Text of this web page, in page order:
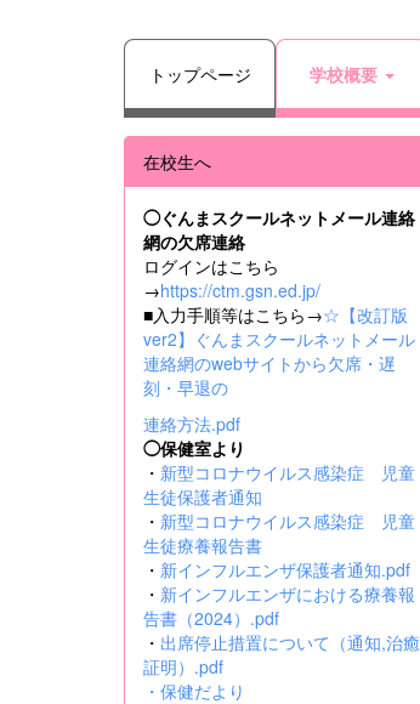
トップページ 学校概要
在校生へ
◯ぐんまスクールネットメール連絡
網の欠席連絡
ログインはこちら
→https://ctm.gsn.ed.jp/
■入力手順等はこちら→☆【改訂版
ver2】ぐんまスクールネットメール
連絡網のwebサイトから欠席・遅
刻・早退の
連絡方法.pdf
◯保健室より
・ 新型コロナウイルス感染症 児童
生徒保護者通知
・ 新型コロナウイルス感染症 児童
生徒療養報告書
・ 新インフルエンザ保護者通知.pdf
・ 新インフルエンザにおける療養報
告書（2024）.pdf
・ 出席停止措置について（通知,治癒
証明）.pdf
・ 保健だより